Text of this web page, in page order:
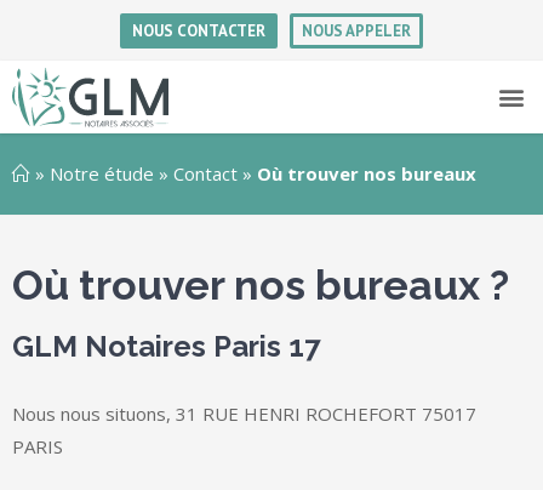
NOUS CONTACTER NOUS APPELER
» Notre étude » Contact » Où trouver nos bureaux
Où trouver nos bureaux ?
GLM Notaires Paris 17
Nous nous situons, 31 RUE HENRI ROCHEFORT 75017
PARIS